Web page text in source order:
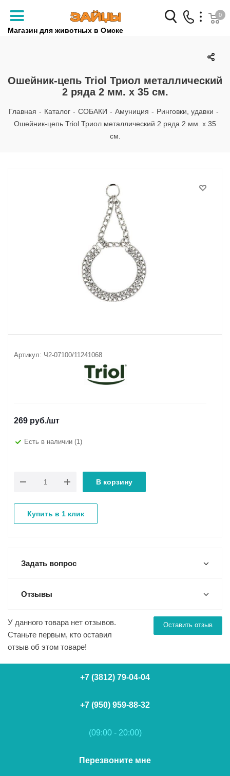
Магазин для животных в Омске
Заказать звонок
+7 (3812) 79-04-04
+7 (950) 959-88-32
0
Ошейник-цепь Triol Триол металлический
2 ряда 2 мм. х 35 см.
Главная - Каталог - СОБАКИ - Амуниция - Ринговки, удавки -
Ошейник-цепь Triol Триол металлический 2 ряда 2 мм. х 35
см.
Артикул: Ч2-07100/11241068
269 руб./шт
Есть в наличии (1)
В корзину
Купить в 1 клик
Задать вопрос
Отзывы
Оставить отзыв
У данного товара нет отзывов.
Станьте первым, кто оставил
отзыв об этом товаре!
+7 (3812) 79-04-04
+7 (950) 959-88-32
(09:00 - 20:00)
Перезвоните мне